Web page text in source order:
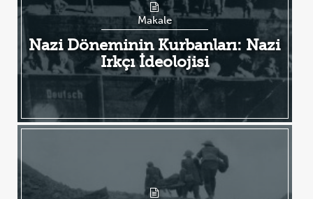
Makale
Nazi Döneminin Kurbanları: Nazi
Irkçı İdeolojisi